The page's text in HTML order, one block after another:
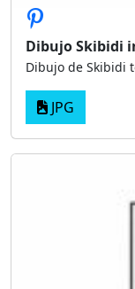
Dibujo Skibidi
Dibujo de Skibidi
JPG